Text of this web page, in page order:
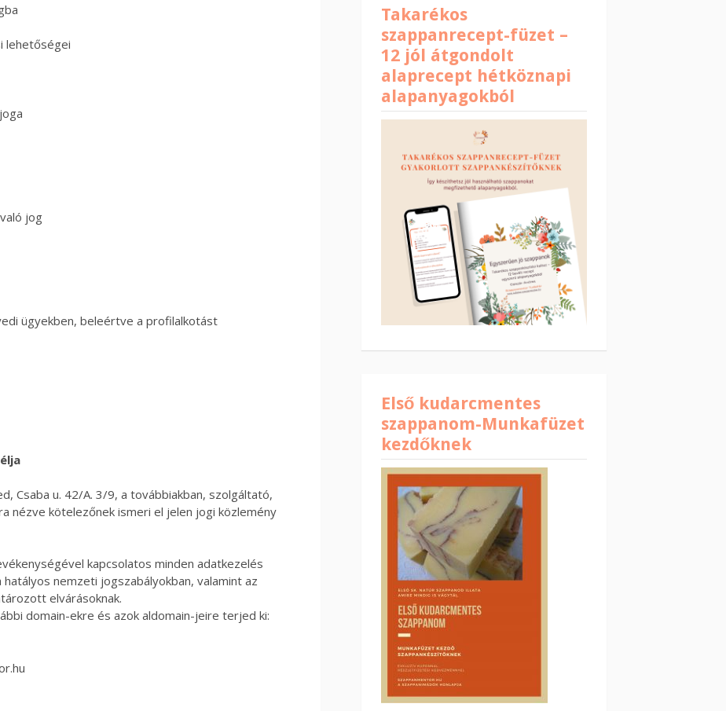
lehetőségei
jog
ügyekben, beleértve a profilalkotást
Csaba u. 42/A. 3/9, a továbbiakban, szolgáltató,
nézve kötelezőnek ismeri el jelen jogi közlemény
kapcsolatos minden adatkezelés
nemzeti jogszabályokban, valamint az
elvárásoknak.
domain-ekre és azok aldomain-jeire terjed ki:
Takarékos
szappanrecept-füzet –
12 jól átgondolt
alaprecept hétköznapi
alapanyagokból
Első kudarcmentes
szappanom-Munkafüzet
kezdőknek